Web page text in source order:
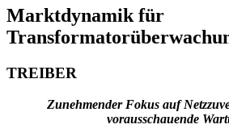
Marktdynamik für
TREIBER
Zunehmender Fokus auf
vorausschauende